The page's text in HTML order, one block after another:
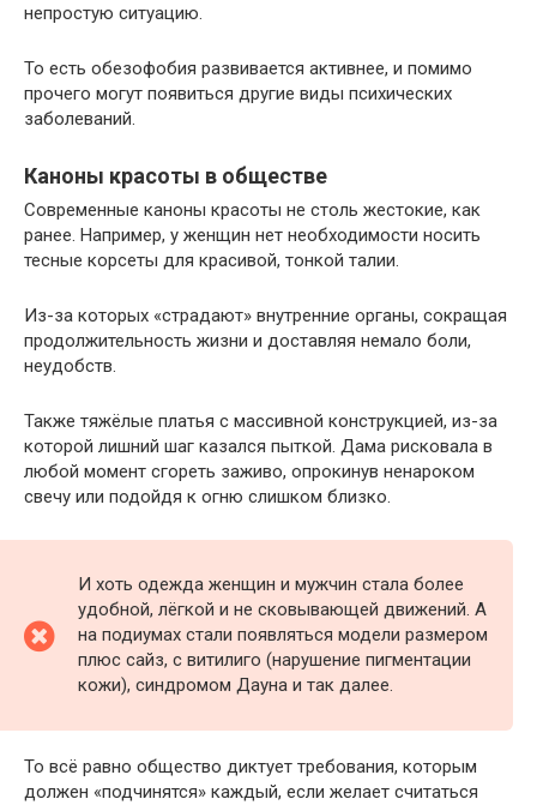
непростую ситуацию.
То есть обезофобия развивается активнее, и помимо
прочего могут появиться другие виды психических
заболеваний.
Каноны красоты в обществе
Современные каноны красоты не столь жестокие, как
ранее. Например, у женщин нет необходимости носить
тесные корсеты для красивой, тонкой талии.
Из-за которых «страдают» внутренние органы, сокращая
продолжительность жизни и доставляя немало боли,
неудобств.
Также тяжёлые платья с массивной конструкцией, из-за
которой лишний шаг казался пыткой. Дама рисковала в
любой момент сгореть заживо, опрокинув ненароком
свечу или подойдя к огню слишком близко.
И хоть одежда женщин и мужчин стала более
удобной, лёгкой и не сковывающей движений. А
на подиумах стали появляться модели размером
плюс сайз, с витилиго (нарушение пигментации
кожи), синдромом Дауна и так далее.
То всё равно общество диктует требования, которым
должен «подчинятся» каждый, если желает считаться